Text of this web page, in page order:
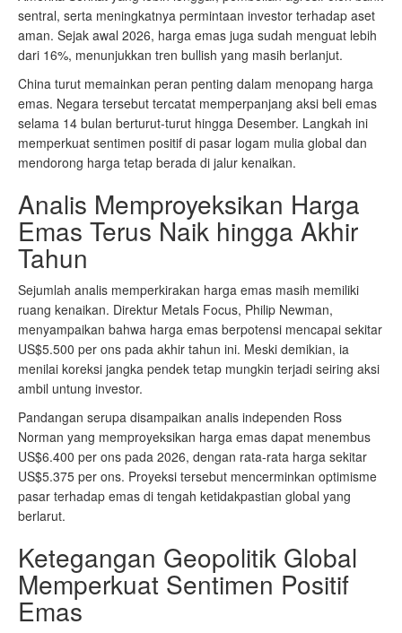
sentral, serta meningkatnya permintaan investor terhadap aset
aman. Sejak awal 2026, harga emas juga sudah menguat lebih
dari 16%, menunjukkan tren bullish yang masih berlanjut.
China turut memainkan peran penting dalam menopang harga
emas. Negara tersebut tercatat memperpanjang aksi beli emas
selama 14 bulan berturut-turut hingga Desember. Langkah ini
memperkuat sentimen positif di pasar logam mulia global dan
mendorong harga tetap berada di jalur kenaikan.
Analis Memproyeksikan Harga
Emas Terus Naik hingga Akhir
Tahun
Sejumlah analis memperkirakan harga emas masih memiliki
ruang kenaikan. Direktur Metals Focus, Philip Newman,
menyampaikan bahwa harga emas berpotensi mencapai sekitar
US$5.500 per ons pada akhir tahun ini. Meski demikian, ia
menilai koreksi jangka pendek tetap mungkin terjadi seiring aksi
ambil untung investor.
Pandangan serupa disampaikan analis independen Ross
Norman yang memproyeksikan harga emas dapat menembus
US$6.400 per ons pada 2026, dengan rata-rata harga sekitar
US$5.375 per ons. Proyeksi tersebut mencerminkan optimisme
pasar terhadap emas di tengah ketidakpastian global yang
berlarut.
Ketegangan Geopolitik Global
Memperkuat Sentimen Positif
Emas